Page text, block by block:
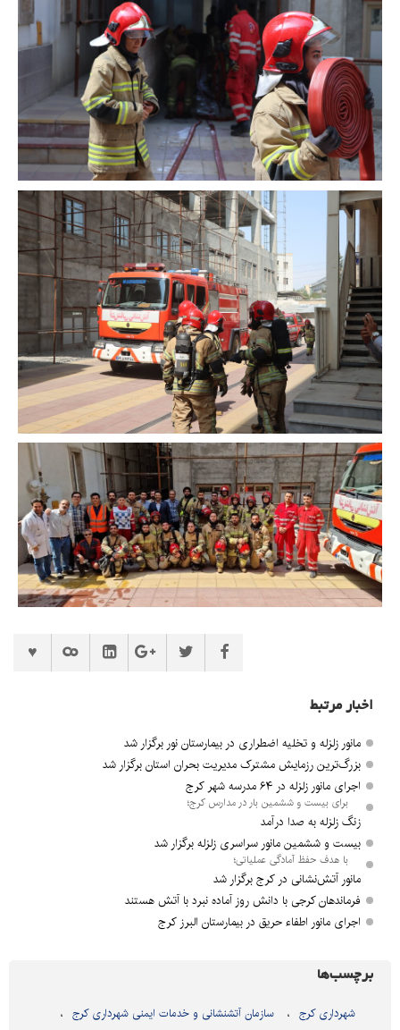
اخبار مرتبط
مانور زلزله و تخلیه اضطراری در بیمارستان نور برگزار شد
بزرگ‌ترین رزمایش مشترک مدیریت بحران استان برگزار شد
اجرای مانور زلزله در ۶۴ مدرسه شهر کرج
برای بیست و ششمین بار در مدارس کرج؛
زنگ زلزله به صدا درآمد
بیست و ششمین مانور سراسری زلزله برگزار شد
با هدف حفظ آمادگی عملیاتی؛
مانور آتش‌نشانی در کرج برگزار شد
فرماندهان کرجی با دانش روز آماده نبرد با آتش هستند
اجرای مانور اطفاء حریق در بیمارستان البرز کرج
برچسب‌ها
شهرداری کرج
سازمان آتشنشانی و خدمات ایمنی شهرداری کرج